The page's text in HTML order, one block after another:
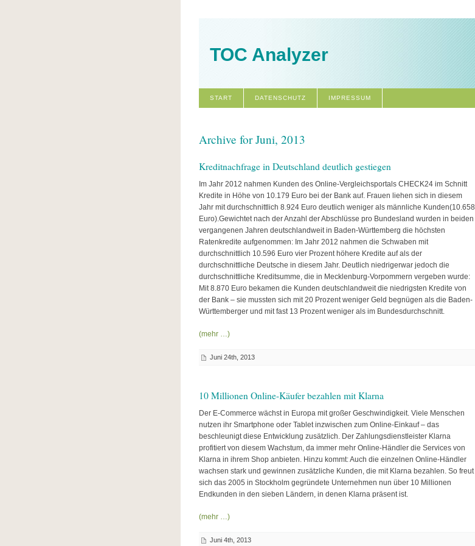
TOC Analyzer
START DATENSCHUTZ IMPRESSUM
Archive for Juni, 2013
Kreditnachfrage in Deutschland deutlich gestiegen
Im Jahr 2012 nahmen Kunden des Online-Vergleichsportals CHECK24 im Schnitt
Kredite in Höhe von 10.179 Euro bei der Bank auf. Frauen liehen sich in diesem
Jahr mit durchschnittlich 8.924 Euro deutlich weniger als männliche Kunden(10.658
Euro).Gewichtet nach der Anzahl der Abschlüsse pro Bundesland wurden in beiden
vergangenen Jahren deutschlandweit in Baden-Württemberg die höchsten
Ratenkredite aufgenommen: Im Jahr 2012 nahmen die Schwaben mit
durchschnittlich 10.596 Euro vier Prozent höhere Kredite auf als der
durchschnittliche Deutsche in diesem Jahr. Deutlich niedrigerwar jedoch die
durchschnittliche Kreditsumme, die in Mecklenburg-Vorpommern vergeben wurde:
Mit 8.870 Euro bekamen die Kunden deutschlandweit die niedrigsten Kredite von
der Bank – sie mussten sich mit 20 Prozent weniger Geld begnügen als die Baden-
Württemberger und mit fast 13 Prozent weniger als im Bundesdurchschnitt.
(mehr …)
Juni 24th, 2013
10 Millionen Online-Käufer bezahlen mit Klarna
Der E-Commerce wächst in Europa mit großer Geschwindigkeit. Viele Menschen
nutzen ihr Smartphone oder Tablet inzwischen zum Online-Einkauf – das
beschleunigt diese Entwicklung zusätzlich. Der Zahlungsdienstleister Klarna
profitiert von diesem Wachstum, da immer mehr Online-Händler die Services von
Klarna in ihrem Shop anbieten. Hinzu kommt: Auch die einzelnen Online-Händler
wachsen stark und gewinnen zusätzliche Kunden, die mit Klarna bezahlen. So freut
sich das 2005 in Stockholm gegründete Unternehmen nun über 10 Millionen
Endkunden in den sieben Ländern, in denen Klarna präsent ist.
(mehr …)
Juni 4th, 2013